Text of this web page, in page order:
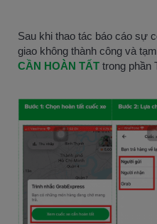
Sau khi thao tác báo cáo sự
giao không thành công và
CẦN HOÀN TẤT trong phần